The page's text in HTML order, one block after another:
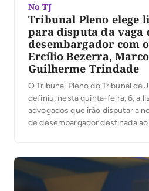
No TJ
Tribunal Pleno elege
para disputa da vaga
desembargador com
Ercílio Bezerra,
Guilherme Trindade
O Tribunal Pleno do Tribunal de
definiu, nesta quinta-feira, 6, a
advogados que irão disputar a
de desembargador destinada
na abertura da votação, que da